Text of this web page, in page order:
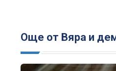
Още от Вяра и